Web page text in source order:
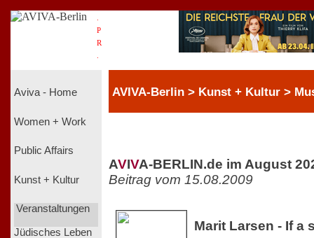
P
R
Aviva - Home
Women + Work
Public Affairs
Kunst + Kultur
Veranstaltungen
Jüdisches Leben
AVIVA-Berlin > Kunst + Kultur >
AVIVA-BERLIN.de im August
Beitrag vom 15.08.2009
Marit Larsen - If a